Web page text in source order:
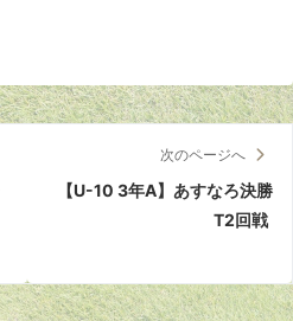
次のページへ
【U-10 3年A】あすなろ決勝
T2回戦